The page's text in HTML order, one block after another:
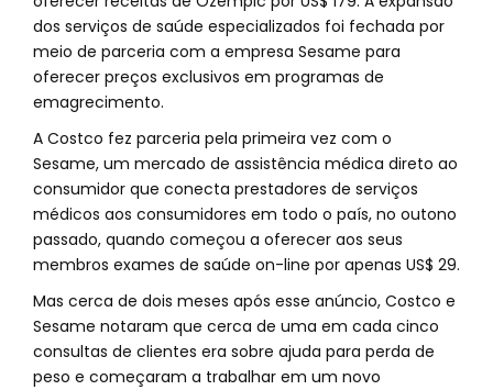
dos serviços de saúde especializados foi fechada por
meio de parceria com a empresa Sesame para
oferecer preços exclusivos em programas de
emagrecimento.
A Costco fez parceria pela primeira vez com o
Sesame, um mercado de assistência médica direto ao
consumidor que conecta prestadores de serviços
médicos aos consumidores em todo o país, no outono
passado, quando começou a oferecer aos seus
membros exames de saúde on-line por apenas US$ 29.
Mas cerca de dois meses após esse anúncio, Costco e
Sesame notaram que cerca de uma em cada cinco
consultas de clientes era sobre ajuda para perda de
peso e começaram a trabalhar em um novo